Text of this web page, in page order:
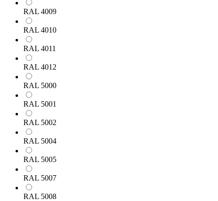
RAL 4009
RAL 4010
RAL 4011
RAL 4012
RAL 5000
RAL 5001
RAL 5002
RAL 5004
RAL 5005
RAL 5007
RAL 5008